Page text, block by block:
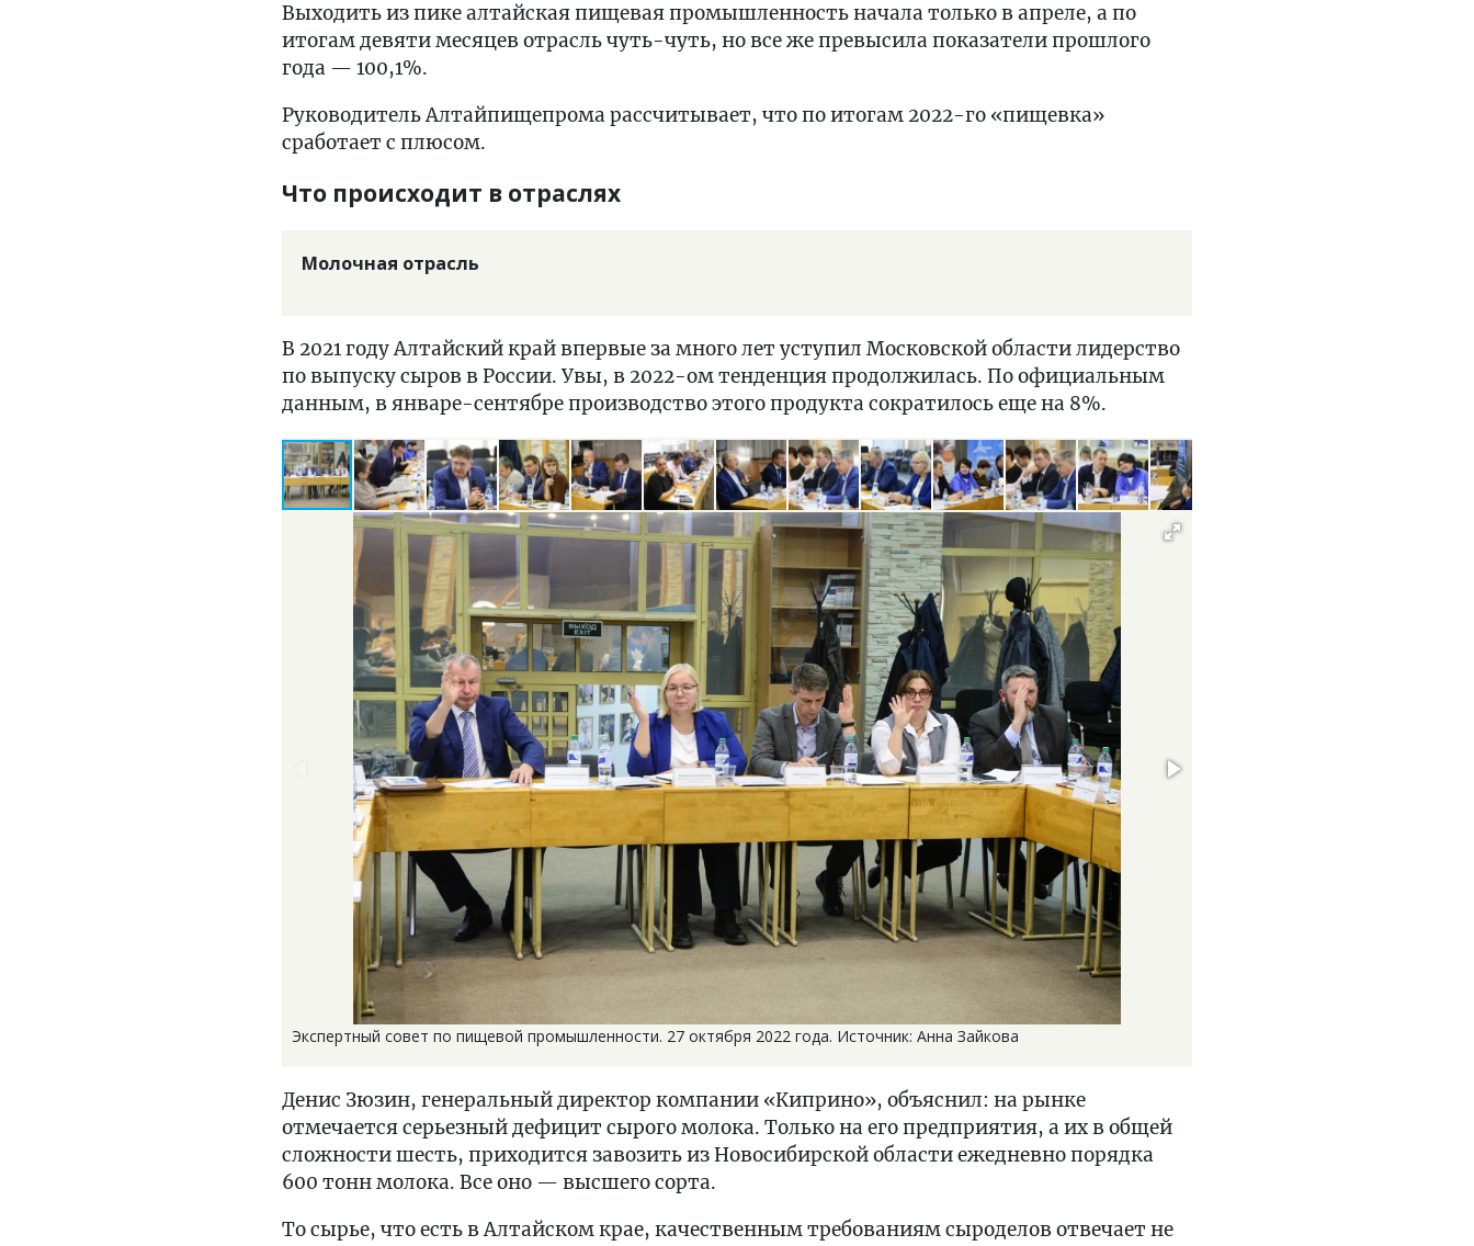
Выходить из пике алтайская пищевая промышленность начала только в апреле, а по
итогам девяти месяцев отрасль чуть-чуть, но все же превысила показатели прошлого
года — 100,1%.
Руководитель Алтайпищепрома рассчитывает, что по итогам 2022-го «пищевка»
сработает с плюсом.
Что происходит в отраслях
Молочная отрасль
В 2021 году Алтайский край впервые за много лет уступил Московской области лидерство
по выпуску сыров в России. Увы, в 2022-ом тенденция продолжилась. По официальным
данным, в январе-сентябре производство этого продукта сократилось еще на 8%.
Экспертный совет по пищевой промышленности. 27 октября 2022 года. Источник: Анна Зайкова
Денис Зюзин, генеральный директор компании «Киприно», объяснил: на рынке
отмечается серьезный дефицит сырого молока. Только на его предприятия, а их в общей
сложности шесть, приходится завозить из Новосибирской области ежедневно порядка
600 тонн молока. Все оно — высшего сорта.
То сырье, что есть в Алтайском крае, качественным требованиям сыроделов отвечает не